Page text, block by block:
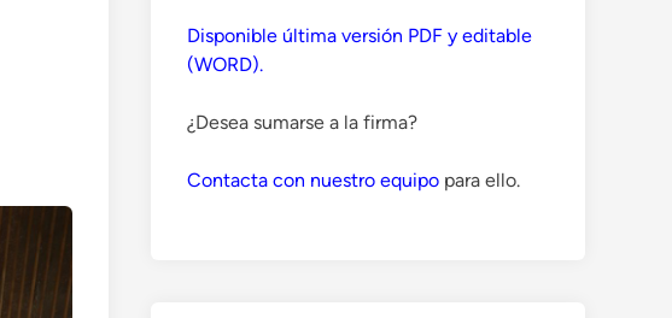
Disponible última versión PDF y editable
(WORD).
¿Desea sumarse a la firma?
Contacta con nuestro equipo para ello.